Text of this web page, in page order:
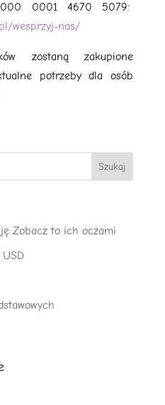
0001 4670 5079:
wesprzyj-nas/
zostaną zakupione
potrzeby dla osób
Zobacz to ich oczami